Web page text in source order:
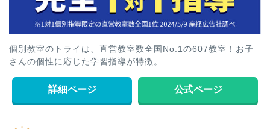
個別教室のトライは、直営教室数全国No.1の607教室！お子
さんの個性に応じた学習指導が特徴。
詳細ページ 公式ページ